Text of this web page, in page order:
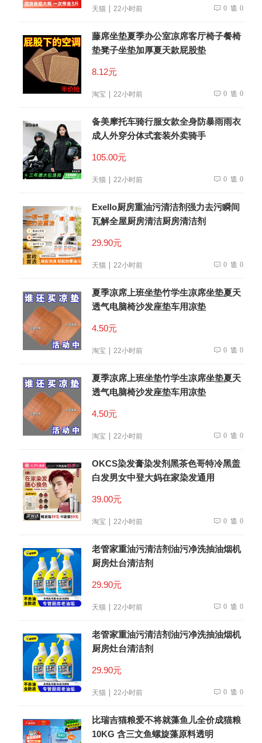
天猫 22小时前 0 0
藤席坐垫夏季办公室凉席客厅椅子餐椅
垫凳子坐垫加厚夏天款屁股垫
8.12元
淘宝 22小时前 0 0
备美摩托车骑行服女款全身防暴雨雨衣
成人外穿分体式套装外卖骑手
105.00元
天猫 22小时前 0 0
Exello厨房重油污清洁剂强力去污瞬间
瓦解全屋厨房清洁厨房清洁剂
29.90元
天猫 22小时前 0 0
夏季凉席上班坐垫竹学生凉席坐垫夏天
透气电脑椅沙发座垫车用凉垫
4.50元
淘宝 22小时前 0 0
夏季凉席上班坐垫竹学生凉席坐垫夏天
透气电脑椅沙发座垫车用凉垫
4.50元
淘宝 22小时前 0 0
OKCS染发膏染发剂黑茶色哥特冷黑盖
白发男女中登大妈在家染发通用
39.00元
淘宝 22小时前 0 0
老管家重油污清洁剂油污净洗抽油烟机
厨房灶台清洁剂
29.90元
天猫 22小时前 0 0
老管家重油污清洁剂油污净洗抽油烟机
厨房灶台清洁剂
29.90元
天猫 22小时前 0 0
比瑞吉猫粮爱不将就藻鱼儿全价成猫粮
10KG 含三文鱼螺旋藻原料透明